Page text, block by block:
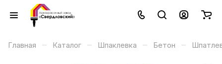
Главная – Каталог – Шпаклевка – Бетон –